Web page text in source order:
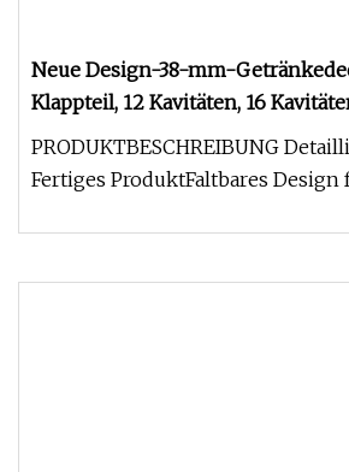
Neue Design-38-mm-
Klappteil, 12 Kavitäten, 16
PRODUKTBESCHREIBUNG
Fertiges ProduktFaltbares Design